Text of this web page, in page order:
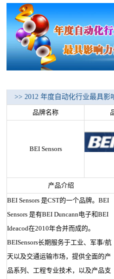
>> 2012 年度自动化行业最具影
品牌名称
BEI Sensors
产品介绍
BEI Sensors 是CST的一个品牌。BEI
Sensors 是有BEI Duncann电子和BEI
Ideacod在2010年合并而成的。
BEISensors长期服务于工业、军事/航
天以及交通运输市场，提供全面的产
品系列、工程专业技术，以及产品支